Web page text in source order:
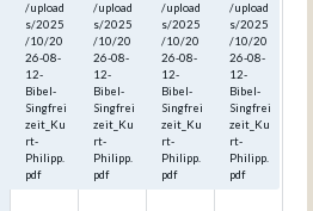
/upload
s/2025
/10/20
26-08-
12-
Bibel-
Singfrei
zeit_Ku
rt-
Philipp.
pdf
/upload
s/2025
/10/20
26-08-
12-
Bibel-
Singfrei
zeit_Ku
rt-
Philipp.
pdf
/upload
s/2025
/10/20
26-08-
12-
Bibel-
Singfrei
zeit_Ku
rt-
Philipp.
pdf
/upload
s/2025
/10/20
26-08-
12-
Bibel-
Singfrei
zeit_Ku
rt-
Philipp.
pdf